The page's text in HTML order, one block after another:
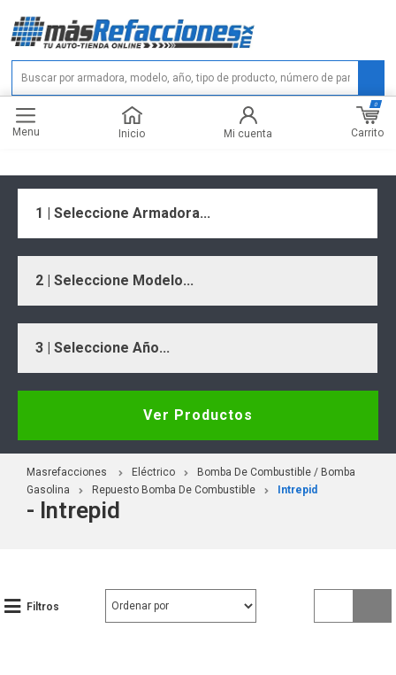
Menu Inicio Mi cuenta Carrito
0
1 | Seleccione Armadora...
2 | Seleccione Modelo...
3 | Seleccione Año...
Ver Productos
Masrefacciones Eléctrico
Bomba De Combustible / Bomba
Gasolina
Repuesto Bomba De Combustible Intrepid
- Intrepid
Filtros